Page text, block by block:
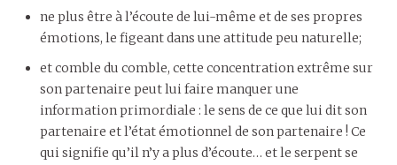
ne plus être à l’écoute de lui-même et de ses propres
émotions, le figeant dans une attitude peu naturelle;
et comble du comble, cette concentration extrême sur
son partenaire peut lui faire manquer une
information primordiale : le sens de ce que lui dit son
partenaire et l’état émotionnel de son partenaire ! Ce
qui signifie qu’il n’y a plus d’écoute… et le serpent se